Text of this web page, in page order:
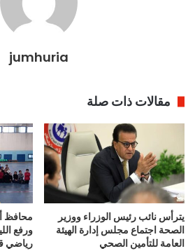
jumhuria
مقالات ذات صلة
يترأس نائب رئيس الوزراء ووزير
الصحة اجتماع مجلس إدارة الهيئة
العامة للتأمين الصحي
محافظ
ورفع
رياضي